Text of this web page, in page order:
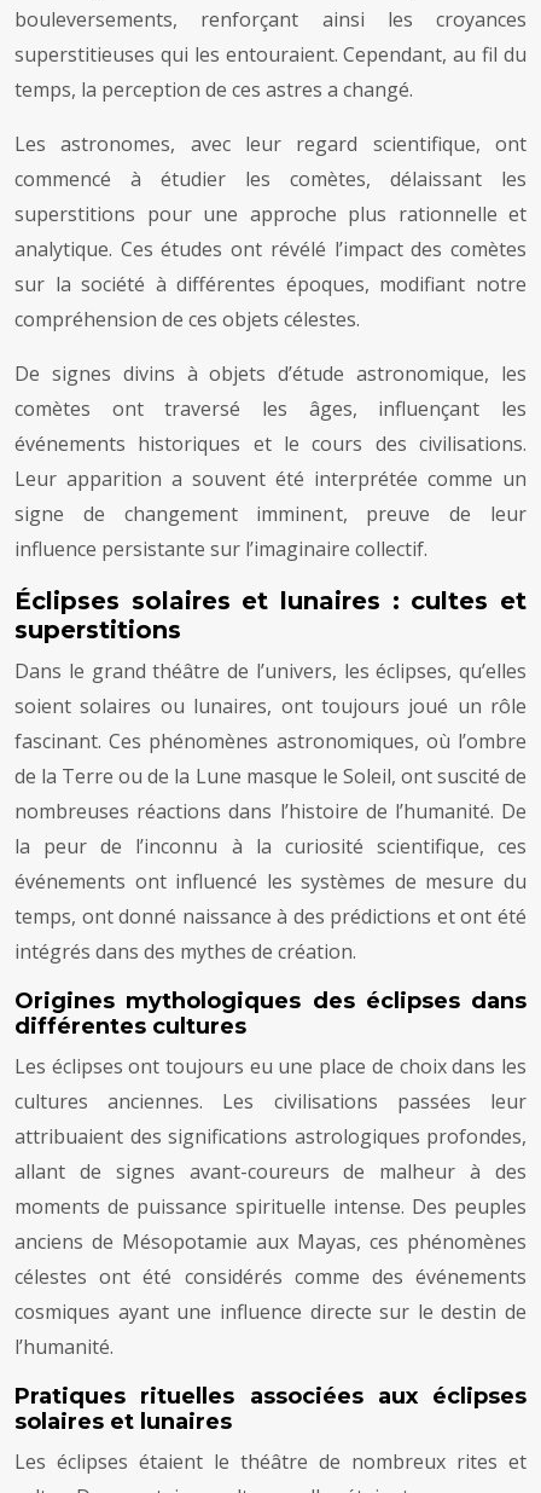
bouleversements, renforçant ainsi les croyances
superstitieuses qui les entouraient. Cependant, au fil du
temps, la perception de ces astres a changé.
Les astronomes, avec leur regard scientifique, ont
commencé à étudier les comètes, délaissant les
superstitions pour une approche plus rationnelle et
analytique. Ces études ont révélé l’impact des comètes
sur la société à différentes époques, modifiant notre
compréhension de ces objets célestes.
De signes divins à objets d’étude astronomique, les
comètes ont traversé les âges, influençant les
événements historiques et le cours des civilisations.
Leur apparition a souvent été interprétée comme un
signe de changement imminent, preuve de leur
influence persistante sur l’imaginaire collectif.
Éclipses solaires et lunaires : cultes et
superstitions
Dans le grand théâtre de l’univers, les éclipses, qu’elles
soient solaires ou lunaires, ont toujours joué un rôle
fascinant. Ces phénomènes astronomiques, où l’ombre
de la Terre ou de la Lune masque le Soleil, ont suscité de
nombreuses réactions dans l’histoire de l’humanité. De
la peur de l’inconnu à la curiosité scientifique, ces
événements ont influencé les systèmes de mesure du
temps, ont donné naissance à des prédictions et ont été
intégrés dans des mythes de création.
Origines mythologiques des éclipses dans
différentes cultures
Les éclipses ont toujours eu une place de choix dans les
cultures anciennes. Les civilisations passées leur
attribuaient des significations astrologiques profondes,
allant de signes avant-coureurs de malheur à des
moments de puissance spirituelle intense. Des peuples
anciens de Mésopotamie aux Mayas, ces phénomènes
célestes ont été considérés comme des événements
cosmiques ayant une influence directe sur le destin de
l’humanité.
Pratiques rituelles associées aux éclipses
solaires et lunaires
Les éclipses étaient le théâtre de nombreux rites et